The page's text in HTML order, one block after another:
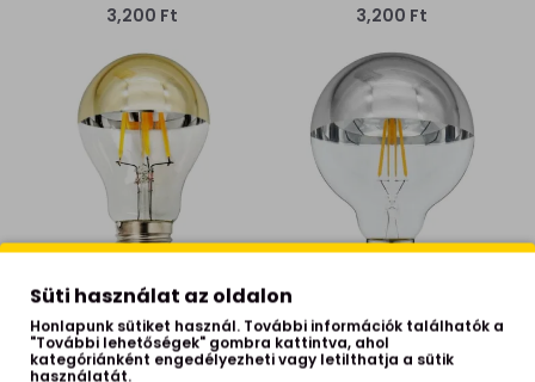
3,200 Ft 3,200 Ft
Optonica E27 LED izzó 4W
2700 Kelvin-40W-ot
kiváltó-arany
foncsorozott arany-
Optonica E27 LED izzó 7W
2700 Kelvin-60W-ot
kiváltó-nagygömb-
króm foncsorozott
Süti használat az oldalon
Honlapunk sütiket használ. További információk találhatók a
"További lehetőségek" gombra kattintva, ahol
kategóriánként engedélyezheti vagy letilthatja a sütik
használatát.